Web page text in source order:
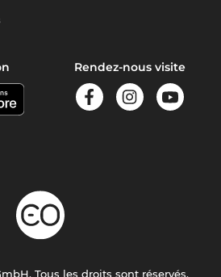
Rendez-nous visite
Tous les droits sont réservés.